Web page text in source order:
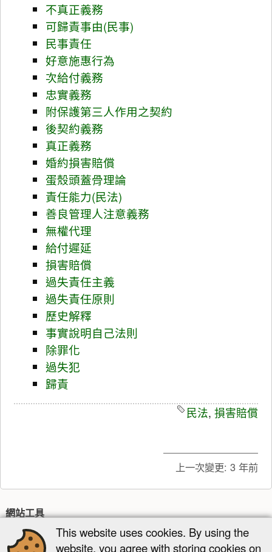
不真正義務
可歸責事由(民事)
民事責任
好意施惠行為
次給付義務
忠實義務
附保護第三人作用之契約
後契約義務
真正義務
婚約損害賠償
蛋殼頭蓋骨理論
責任能力(民法)
善良管理人注意義務
無權代理
給付遲延
損害賠償
過失責任主義
過失責任原則
歷史解釋
事實說明自己法則
除罪化
過失犯
歸責
民法, 損害賠償
上一次變更: 3 年前
網站工具
最近更新 多媒體管理器 網站地圖
This website uses cookies. By using the
website, you agree with storing cookies on